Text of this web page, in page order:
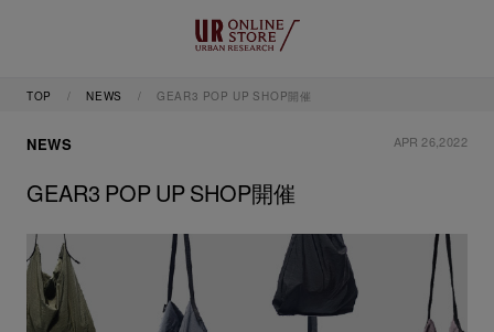
TOP NEWS GEAR3 POP UP SHOP開催
NEWS APR 26,2022
GEAR3 POP UP SHOP開催